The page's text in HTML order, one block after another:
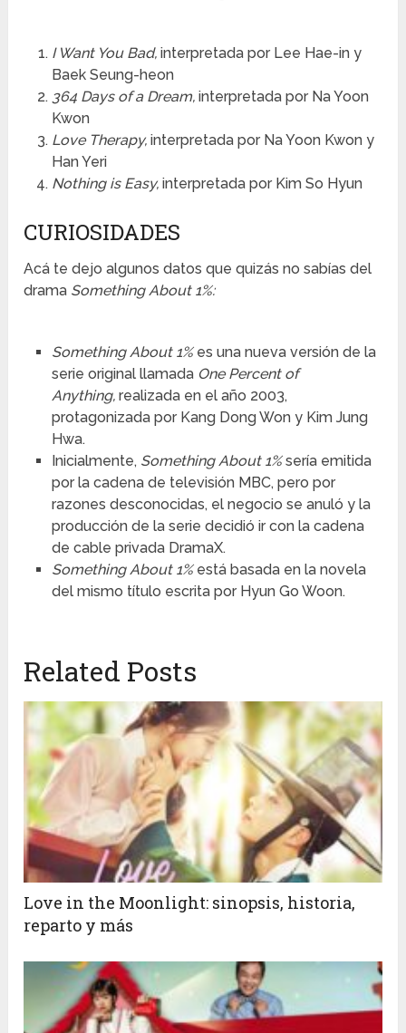
I Want You Bad, interpretada por Lee Hae-in y
Baek Seung-heon
364 Days of a Dream, interpretada por Na Yoon
Kwon
Love Therapy, interpretada por Na Yoon Kwon y
Han Yeri
Nothing is Easy, interpretada por Kim So Hyun
CURIOSIDADES
Acá te dejo algunos datos que quizás no sabías del
drama Something About 1%:
Something About 1% es una nueva versión de la
serie original llamada One Percent of
Anything, realizada en el año 2003,
protagonizada por Kang Dong Won y Kim Jung
Hwa.
Inicialmente, Something About 1%sería emitida
por la cadena de televisión MBC, pero por
razones desconocidas, el negocio se anuló y la
producción de la serie decidió ir con la cadena
de cable privada DramaX.
Something About 1% está basada en la novela
del mismo título escrita por Hyun Go Woon.
Related Posts
Love in the Moonlight: sinopsis, historia,
reparto y más